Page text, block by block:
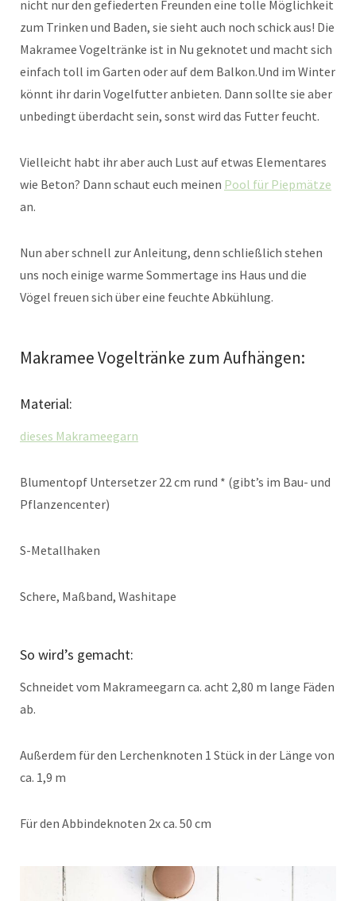
nicht nur den gefiederten Freunden eine tolle Möglichkeit
zum Trinken und Baden, sie sieht auch noch schick aus! Die
Makramee Vogeltränke ist in Nu geknotet und macht sich
einfach toll im Garten oder auf dem Balkon.Und im Winter
könnt ihr darin Vogelfutter anbieten. Dann sollte sie aber
unbedingt überdacht sein, sonst wird das Futter feucht.
Vielleicht habt ihr aber auch Lust auf etwas Elementares
wie Beton? Dann schaut euch meinen Pool für Piepmätze
an.
Nun aber schnell zur Anleitung, denn schließlich stehen
uns noch einige warme Sommertage ins Haus und die
Vögel freuen sich über eine feuchte Abkühlung.
Makramee Vogeltränke zum Aufhängen:
Material:
dieses Makrameegarn
Blumentopf Untersetzer 22 cm rund * (gibt’s im Bau- und
Pflanzencenter)
S-Metallhaken
Schere, Maßband, Washitape
So wird’s gemacht:
Schneidet vom Makrameegarn ca. acht 2,80 m lange Fäden
ab.
Außerdem für den Lerchenknoten 1 Stück in der Länge von
ca. 1,9 m
Für den Abbindeknoten 2x ca. 50 cm